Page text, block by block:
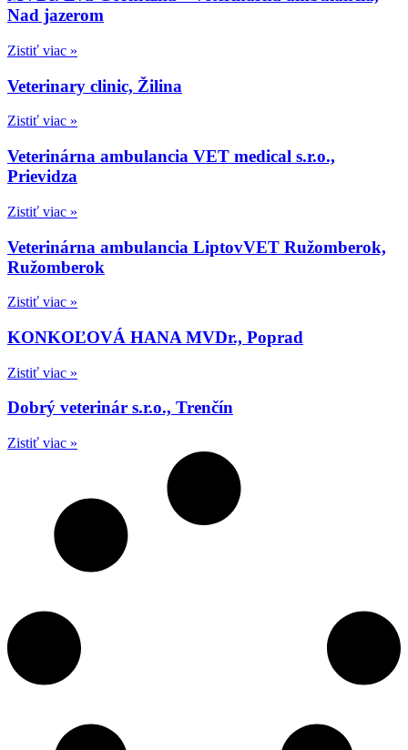
Nad jazerom
Zistiť viac »
Veterinary clinic, Žilina
Zistiť viac »
Veterinárna ambulancia VET medical s.r.o.,
Prievidza
Zistiť viac »
Veterinárna ambulancia LiptovVET Ružomberok,
Ružomberok
Zistiť viac »
KONKOĽOVÁ HANA MVDr., Poprad
Zistiť viac »
Dobrý veterinár s.r.o., Trenčín
Zistiť viac »